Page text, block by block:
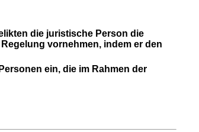
die juristische Person die
vornehmen, indem er den
ein, die im Rahmen der